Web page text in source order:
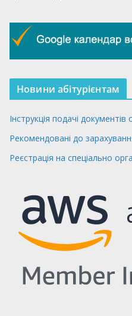
Новини абітурієнтам
Інструкція подачі
Рекомендовані до
Реєстрація на спеціально